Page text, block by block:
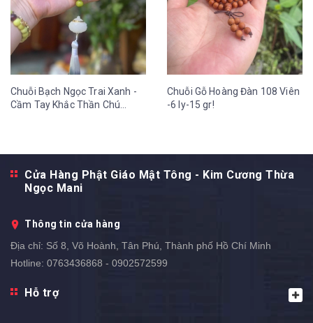
Chuỗi Bạch Ngọc Trai Xanh -
Cầm Tay Khắc Thần Chú
Chuỗi Gỗ Hoàng Đàn 108 Viên
-6 ly-15 gr!
Cửa Hàng Phật Giáo Mật Tông - Kim Cương Thừa
Ngọc Mani
Thông tin cửa hàng
Địa chỉ: Số 8, Võ Hoành, Tân Phú, Thành phố Hồ Chí Minh
Hotline: 0763436868 - 0902572599
Hỗ trợ